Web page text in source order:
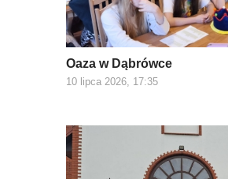
Oaza w Dąbrówce
10 lipca 2026, 17:35